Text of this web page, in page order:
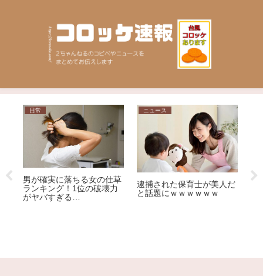
日常
男が確実に落ちる女の仕草
ランキング！1位の破壊力
がヤバすぎる…
ニュース
逮捕された保育士が美人だ
と話題にｗｗｗｗｗｗ